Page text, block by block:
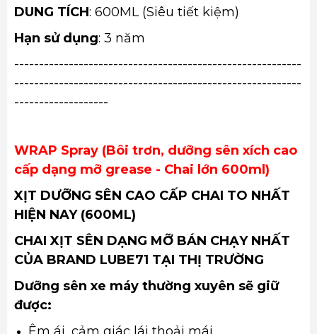
DUNG TÍCH: 600ML (Siêu tiết kiệm)
Hạn sử dụng: 3 năm
----------------------------------------------------------
----------------------------------------------------------
-------------------
WRAP Spray (Bôi trơn, dưỡng sên xích cao
cấp dạng mỡ grease - Chai lớn 600ml)
XỊT DƯỠNG SÊN CAO CẤP CHAI TO NHẤT
HIỆN NAY (600ML)
CHAI XỊT SÊN DẠNG MỠ BÁN CHẠY NHẤT
CỦA BRAND LUBE71 TẠI THỊ TRƯỜNG
Dưỡng sên xe máy thường xuyên sẽ giữ
được: